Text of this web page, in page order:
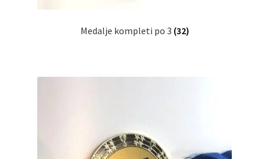
Medalje kompleti po 3 (32)